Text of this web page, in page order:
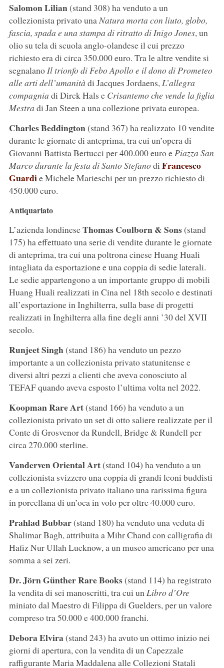
Salomon Lilian(stand 308) ha venduto a un
collezionista privato una Natura morta con liuto, globo,
fascia, spada e una stampa di ritratto di Inigo Jones, un
olio su tela di scuola anglo-olandese il cui prezzo
richiesto era di circa 350.000 euro. Tra le altre vendite si
segnalano Il trionfo di Febo Apollo e il dono di Prometeo
alle arti dell’umanità di Jacques Jordaens, L’allegra
compagnia di Dirck Hals e Crisantemo che vende la figlia
Mestra di Jan Steen a una collezione privata europea.
Charles Beddington(stand 367) ha realizzato 10 vendite
durante le giornate di anteprima, tra cui un’opera di
Giovanni Battista Bertucci per 400.000 euro e Piazza San
Marco durante la festa di Santo Stefanodi Francesco
Guardie Michele Marieschi per un prezzo richiesto di
450.000 euro.
Antiquariato
L’azienda londineseThomas Coulborn & Sons(stand
175) ha effettuato una serie di vendite durante le giornate
di anteprima, tra cui una poltrona cinese Huang Huali
intagliata da esportazione e una coppia di sedie laterali.
Le sedie appartengono a un importante gruppo di mobili
Huang Huali realizzati in Cina nel 18th secolo e destinati
all’esportazione in Inghilterra, sulla base di progetti
realizzati in Inghilterra alla fine degli anni ’30 del XVII
secolo.
Runjeet Singh(stand 186) ha venduto un pezzo
importante a un collezionista privato statunitense e
diversi altri pezzi a clienti che aveva conosciuto al
TEFAF quando aveva esposto l’ultima volta nel 2022.
Koopman Rare Art(stand 166) ha venduto a un
collezionista privato un set di otto saliere realizzate per il
Conte di Grosvenor da Rundell, Bridge & Rundell per
circa 270.000 sterline.
Vanderven Oriental Art(stand 104) ha venduto a un
collezionista svizzero una coppia di grandi leoni buddisti
e a un collezionista privato italiano una rarissima figura
in porcellana di un’oca in volo per oltre 40.000 euro.
Prahlad Bubbar(stand 180) ha venduto una veduta di
Shalimar Bagh, attribuita a Mihr Chand con calligrafia di
Hafiz Nur Ullah Lucknow, a un museo americano per una
somma a sei zeri.
Dr. Jörn Günther Rare Books(stand 114) ha registrato
la vendita di sei manoscritti, tra cui un Libro d’Ore
miniato dal Maestro di Filippa di Guelders, per un valore
compreso tra 50.000 e 400.000 franchi.
Debora Elvira(stand 243) ha avuto un ottimo inizio nei
giorni di apertura, con la vendita di un Capezzale
raffigurante Maria Maddalena alle Collezioni Statali